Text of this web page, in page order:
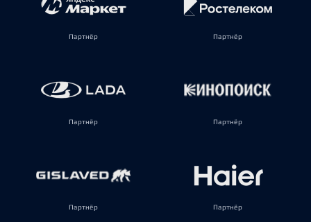
Партнёр Партнёр
Партнёр Партнёр
Партнёр Партнёр